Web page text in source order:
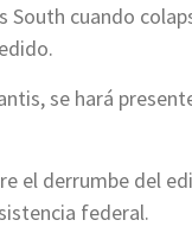
cuando
se hará
el derrumbe del
federal.